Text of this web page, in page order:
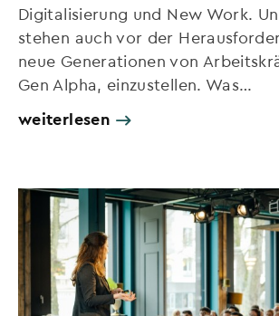
Digitalisierung und New Work.
stehen auch vor der
neue Generationen von
Gen Alpha, einzustellen. Was…
weiterlesen